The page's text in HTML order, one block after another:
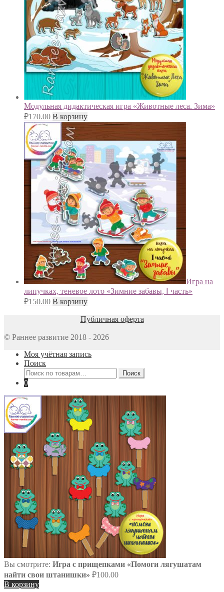
Модульная дидактическая игра «Животные леса. Зима»
₽170.00 В корзину
Игра на
липучках, теневое лото «Зимние забавы, Ⅰ часть»
₽150.00 В корзину
Публичная оферта
© Раннее развитие 2018 - 2026
Моя учётная запись
Поиск
Искать:
Поиск
0
Вы смотрите: Игра с прищепками «Помоги лягушатам
найти свои штанишки» ₽100.00
В корзину